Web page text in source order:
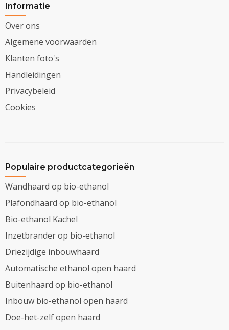
Informatie
Over ons
Algemene voorwaarden
Klanten foto's
Handleidingen
Privacybeleid
Cookies
Populaire productcategorieën
Wandhaard op bio-ethanol
Plafondhaard op bio-ethanol
Bio-ethanol Kachel
Inzetbrander op bio-ethanol
Driezijdige inbouwhaard
Automatische ethanol open haard
Buitenhaard op bio-ethanol
Inbouw bio-ethanol open haard
Doe-het-zelf open haard